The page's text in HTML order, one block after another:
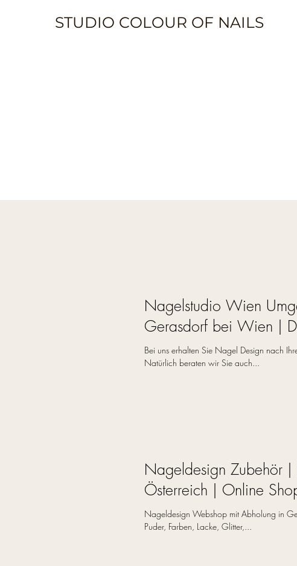
STUDIO COLOUR OF NAILS
Nagelstudio Wien
Gerasdorf bei Wien |
Bei uns erhalten Sie Nagel Design nach
Natürlich beraten wir Sie auch...
Nageldesign Zubehör
Österreich | Online
Nageldesign Webshop mit Abholung in
Puder, Farben, Lacke, Glitter,...